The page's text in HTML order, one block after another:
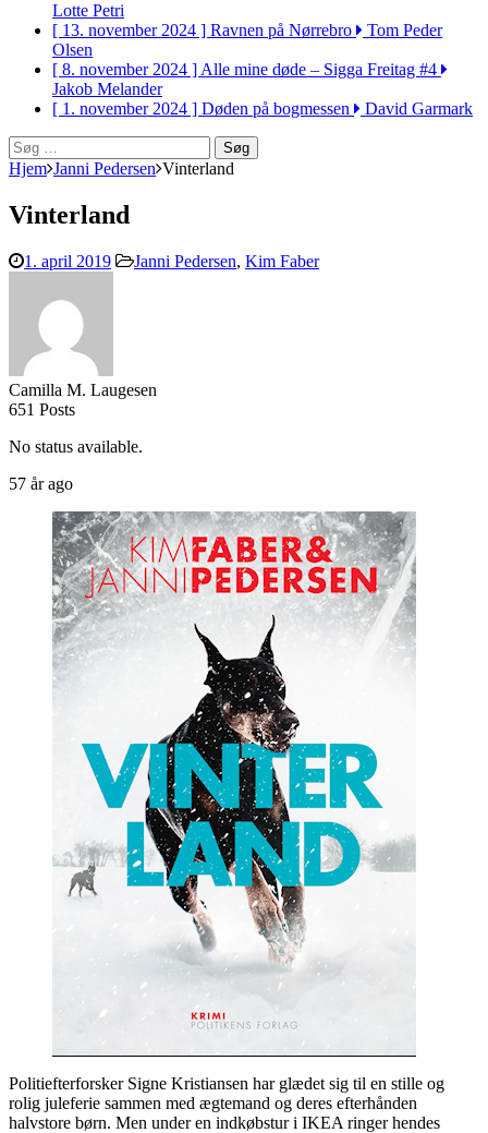
Lotte Petri
[ 13. november 2024 ] Ravnen på Nørrebro
Tom Peder
Olsen
[ 8. november 2024 ]Alle mine døde – Sigga Freitag #4
Jakob Melander
[ 1. november 2024 ] Døden på bogmessen
David Garmark
Søg
efter:
Hjem Janni Pedersen Vinterland
Vinterland
1. april 2019 Janni Pedersen, Kim Faber
Camilla M. Laugesen
651 Posts
No status available.
57 år ago
Politiefterforsker Signe Kristiansen har glædet sig til en stille og
rolig juleferie sammen med ægtemand og deres efterhånden
halvstore børn. Men under en indkøbstur i IKEA ringer hendes